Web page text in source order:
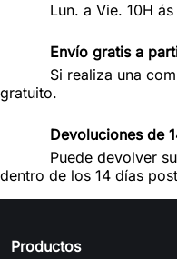
Lun. a Vie. 10H
Envío gratis a
Si realiza una
gratuito.
Devoluciones de
Puede devolver
dentro de los 14 días
Productos